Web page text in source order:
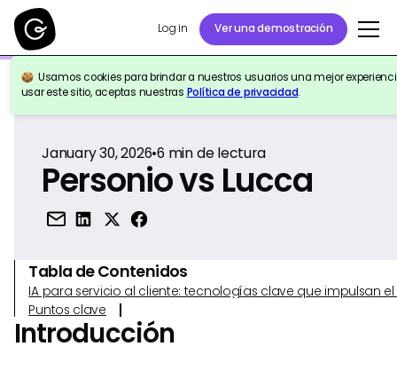
Log in Ver una demostración
Usamos cookies para brindar a nuestros usuarios una mejor
usar este sitio, aceptas nuestras Política de privacidad.
Volver a la Referencia
January 30, 2026•6 min de lectura
Personio vs Lucca
Tabla de Contenidos
IA para servicio al cliente: tecnologías clave que impulsan
Puntos clave
Introducción